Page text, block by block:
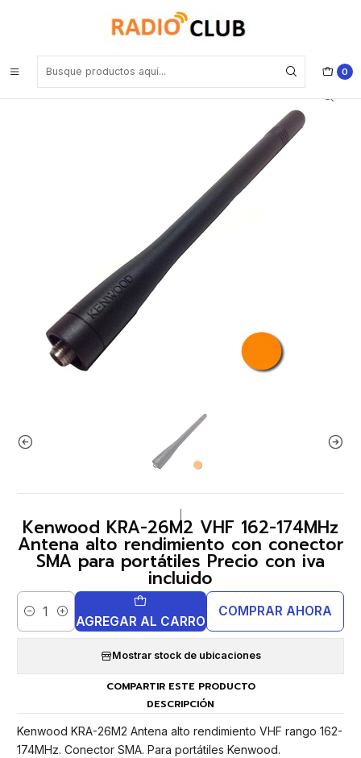
0
Kenwood KRA-26M2 VHF 162-174MHz Antena alto rendimiento con
conector SMA para portátiles Precio con iva incluido
Kenwood KRA-26M2 VHF 162-174MHz
Antena alto rendimiento con conector
SMA para portátiles Precio con iva
incluido
Cantidad AGREGAR AL CARRO
COMPRAR AHORA
Mostrar stock de ubicaciones
COMPARTIR ESTE PRODUCTO
DESCRIPCIÓN
Kenwood KRA-26M2 Antena alto rendimiento VHF rango 162-
174MHz. Conector SMA. Para portátiles Kenwood.